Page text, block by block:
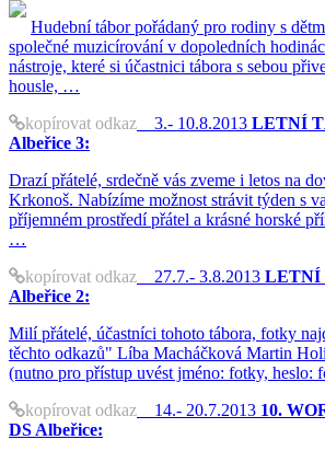
Hudební tábor pořádaný pro rodiny s
společné muzicírování v dopoledních
nástroje, které si účastnici tábora s sebou
housle, …
kopírovat odkaz 3.- 10.8.2013 LETNÍ
Albeřice 3:
Drazí přátelé, srdečně vás zveme i letos na
Krkonoš. Nabízíme možnost strávit týden s
příjemném prostředí přátel a krásné horské
…
kopírovat odkaz 27.7.- 3.8.2013 LETNÍ
Albeřice 2:
Milí přátelé, účastníci tohoto tábora, fotky
těchto odkazů" Líba Macháčková Martin
(nutno pro přístup uvést jméno: fotky,
kopírovat odkaz 14.- 20.7.2013 10.
DS Albeřice: